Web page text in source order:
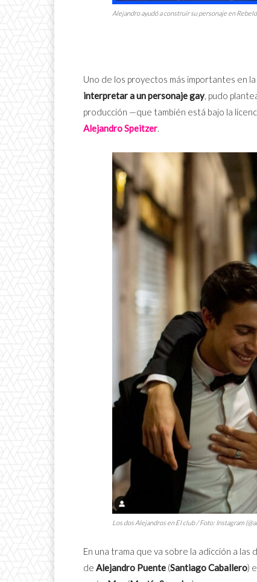
Alejandro ayudó a construir su personaje en
Uno de los proyectos más importantes en
interpretar a un personaje gay, pudo
producción —que también está bajo la
Alejandro Speitzer.
Los dos Alejandros en El club/ Foto: Instagram
En una trama que va sobre la adicción a las
de Alejandro Puente (Santiago Caballero)